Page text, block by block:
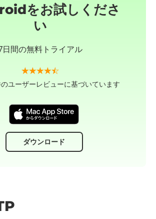
をお試しくださ
い
日間の無料トライアル
ユーザーレビューに基づいています
ダウンロード